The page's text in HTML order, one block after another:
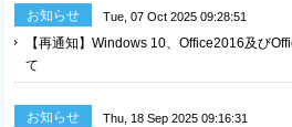
お知らせ Tue, 07 Oct 2025 09:28:51
【再通知】Windows 10、Office2016及び
て
お知らせ Thu, 18 Sep 2025 09:16:31